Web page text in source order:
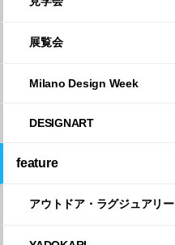
展覧会
Milano Design Week
DESIGNART
feature
アウトドア・ラグジュアリー